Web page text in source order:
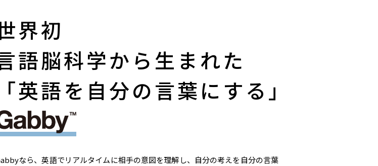
界初
語脳科学から生まれた
「英語を自分の言葉にする」
なら、英語でリアルタイムに相手の意図を理解し、自分の考えを自分の言葉